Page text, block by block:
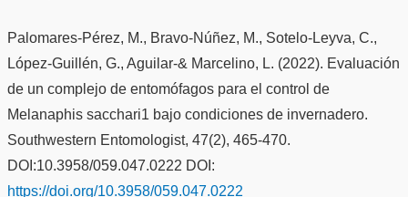
Palomares-Pérez, M., Bravo-Núñez, M., Sotelo-Leyva, C.,
López-Guillén, G., Aguilar-& Marcelino, L. (2022). Evaluación
de un complejo de entomófagos para el control de
Melanaphis sacchari1 bajo condiciones de invernadero.
Southwestern Entomologist, 47(2), 465-470.
DOI:10.3958/059.047.0222 DOI:
https://doi.org/10.3958/059.047.0222